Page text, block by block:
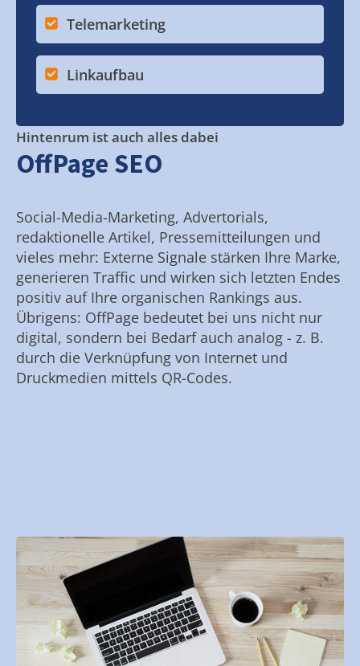
Telemarketing
Linkaufbau
Hintenrum ist auch alles dabei
OffPage SEO
Social-Media-Marketing, Advertorials,
redaktionelle Artikel, Pressemitteilungen und
vieles mehr: Externe Signale stärken Ihre Marke,
generieren Traffic und wirken sich letzten Endes
positiv auf Ihre organischen Rankings aus.
Übrigens: OffPage bedeutet bei uns nicht nur
digital, sondern bei Bedarf auch analog - z. B.
durch die Verknüpfung von Internet und
Druckmedien mittels QR-Codes.